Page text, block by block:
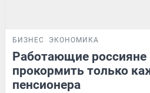
БИЗНЕС ЭКОНОМИКА
Работающие россияне
прокормить только
пенсионера